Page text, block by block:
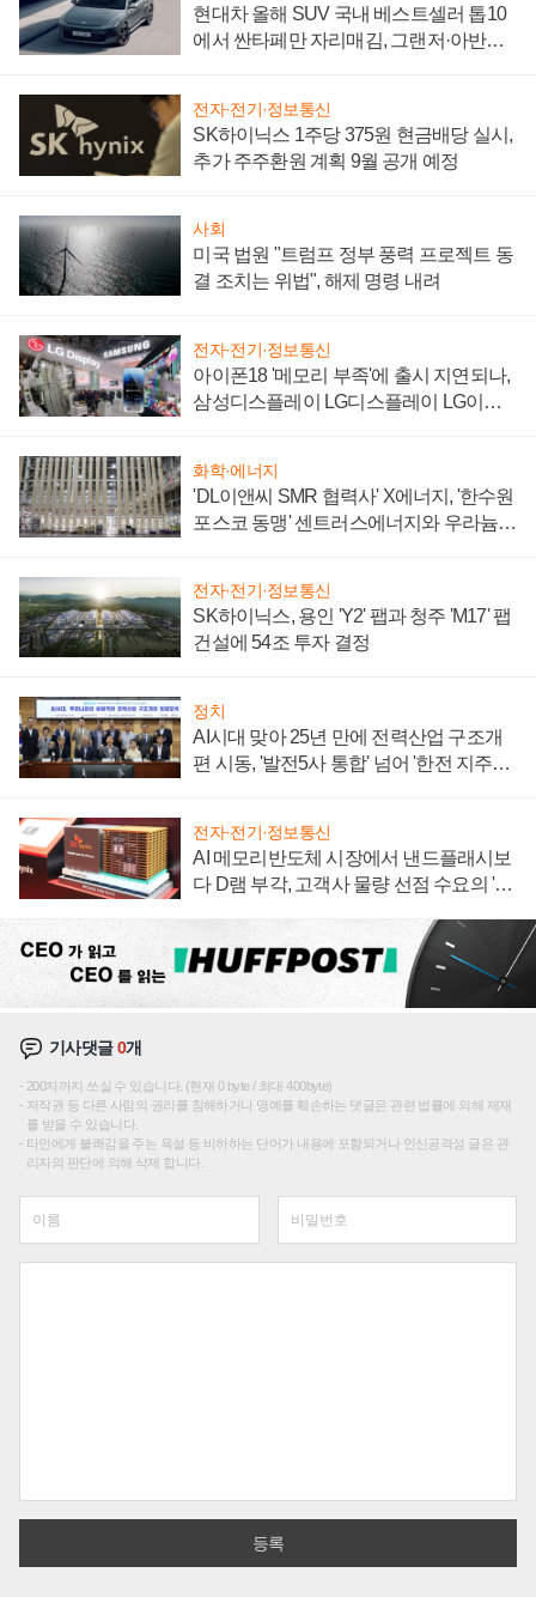
현대차 올해 SUV 국내 베스트셀러 톱10
에서 싼타페만 자리매김, 그랜저·아반떼
전자·전기·정보통신
SK하이닉스 1주당 375원 현금배당 실시,
추가 주주환원 계획 9월 공개 예정
사회
미국 법원 "트럼프 정부 풍력 프로젝트 동
결 조치는 위법", 해제 명령 내려
전자·전기·정보통신
아이폰18 '메모리 부족'에 출시 지연되나,
삼성디스플레이 LG디스플레이 LG이노
화학·에너지
'DL이앤씨 SMR 협력사' X에너지, '한수원
포스코 동맹' 센트러스에너지와 우라늄
전자·전기·정보통신
SK하이닉스, 용인 'Y2' 팹과 청주 'M17' 팹
건설에 54조 투자 결정
정치
AI시대 맞아 25년 만에 전력산업 구조개
편 시동, '발전5사 통합' 넘어 '한전 지주사'
전자·전기·정보통신
AI 메모리반도체 시장에서 낸드플래시보
다 D램 부각, 고객사 물량 선점 수요의 '우
기사댓글0개
200자까지 쓰실 수 있습니다. (현재 0 byte / 최대 400byte)
저작권 등 다른 사람의 권리를 침해하거나 명예를 훼손하는 댓글은 관련 법률에 의해 제재
를 받을 수 있습니다.
타인에게 불쾌감을 주는 욕설 등 비하하는 단어가 내용에 포함되거나 인신공격성 글은 관
리자의 판단에 의해 삭제 합니다.